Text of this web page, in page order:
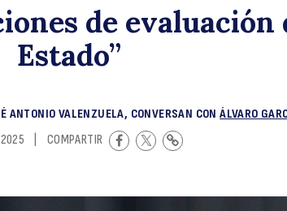
de evaluación
Estado”
ANTONIO VALENZUELA, CONVERSAN CONÁLVARO
COMPARTIR